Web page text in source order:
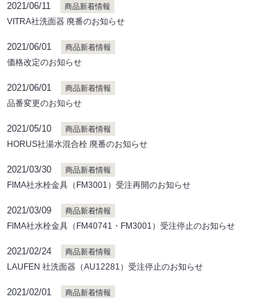
2021/06/11 商品新着情報
VITRA社洗面器 廃番のお知らせ
2021/06/01 商品新着情報
価格改定のお知らせ
2021/06/01 商品新着情報
品番変更のお知らせ
2021/05/10 商品新着情報
HORUS社湯水混合栓 廃番のお知らせ
2021/03/30 商品新着情報
FIMA社水栓金具（FM3001）受注再開のお知らせ
2021/03/09 商品新着情報
FIMA社水栓金具（FM40741・FM3001）受注停止のお知らせ
2021/02/24 商品新着情報
LAUFEN 社洗面器（AU12281）受注停止のお知らせ
2021/02/01 商品新着情報